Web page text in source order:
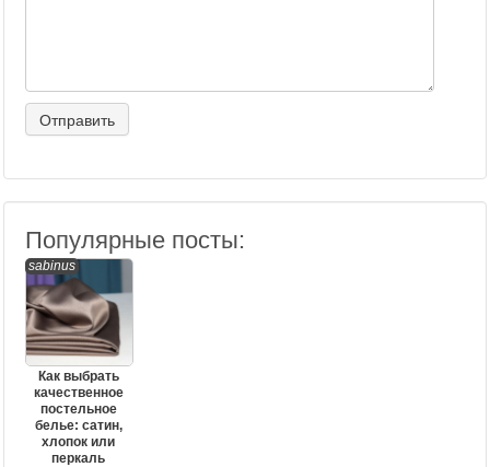
Популярные посты:
sabinus
Как выбрать
качественное
постельное
белье: сатин,
хлопок или
перкаль